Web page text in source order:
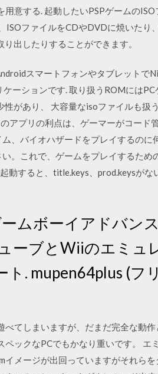
意する. 起動したいPSPゲームの
ISOファイルをCDやDVDに焼いたり
出したりすることができます。
スマートフォンやタブレットで
ーションです. 取り扱うROMにはPC
があり、 大容量なisoファイルも扱
アプリの利点は、ゲーマーがコード
、バイオハザードをプレイするのに
。これで、ゲームをプレイするため
動すると、title.keys、prod.keysがな
ムボーイアドバン
ーブとWiiのエミュ
. mupen64plus (フ
てしまいますが、だまだ完全な動作
ックなPCでもかなり重いです。 エ
メージが出回っていますがそれらを